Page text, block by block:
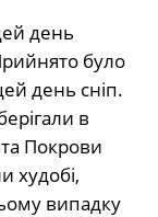
день
було
день сніп.
в
Покрови
худобі,
випадку